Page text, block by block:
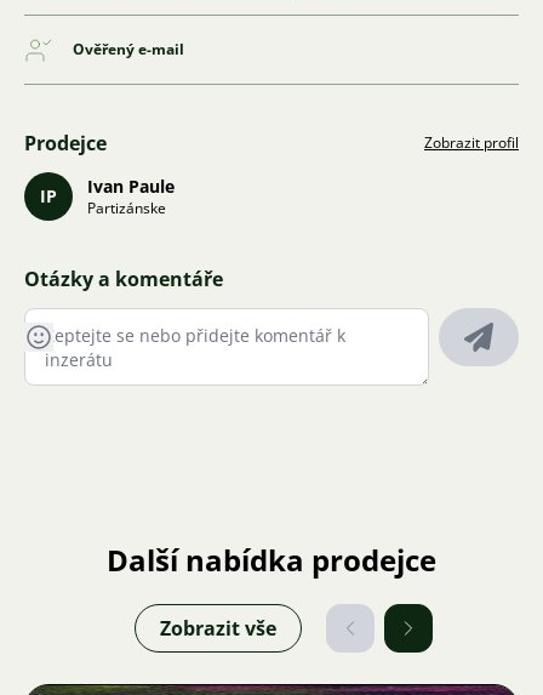
Ověřený e-mail
Prodejce Zobrazit profil
IP Ivan Paule
Partizánske
Otázky a komentáře
Další nabídka prodejce
Zobrazit vše